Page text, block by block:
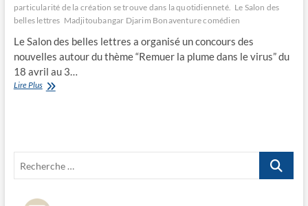
particularité de la création se trouve dans la quotidienneté. Le Salon des
belles lettres Madjitoubangar Djarim Bonaventure comédien
Le Salon des belles lettres a organisé un concours des
nouvelles autour du thème “Remuer la plume dans le virus” du
18 avril au 3…
Lire PlusCréation
des
Recherche